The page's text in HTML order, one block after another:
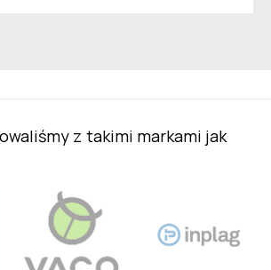
z takimi markami jak